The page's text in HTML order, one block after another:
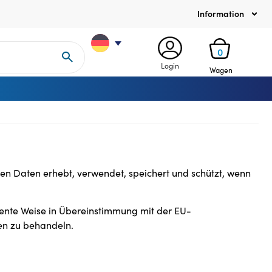
Information
Login
0
Wagen
Daten erhebt, verwendet, speichert und schützt, wenn
Weise in Übereinstimmung mit der EU-
zu behandeln.